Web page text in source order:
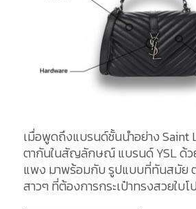
เมื่อพูดถึงแบรนด์ชั้นนำอย่าง Saint
ตากันในสัญลักษณ์ แบรนด์ YSL ด้ว
แพง มาพร้อมกับ รูปแบบที่ทันสมัย
สาวๆ ที่ต้องการกระเป๋าทรงสวยใบโ